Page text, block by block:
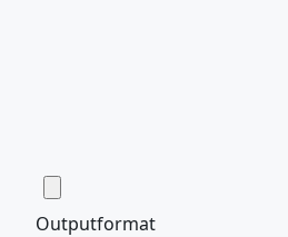
Outputformat